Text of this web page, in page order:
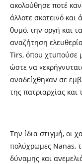
ακολούθησε ποτέ
άλλοτε σκοτεινό και
θυμό, την οργή και
αναζήτηση
Tirs, όπου χτυπούσε
ώστε να
αναδείχθηκαν σε
της πατριαρχίας
Την ίδια στιγμή, οι
πολύχρωμες Nanas,
δύναμης και